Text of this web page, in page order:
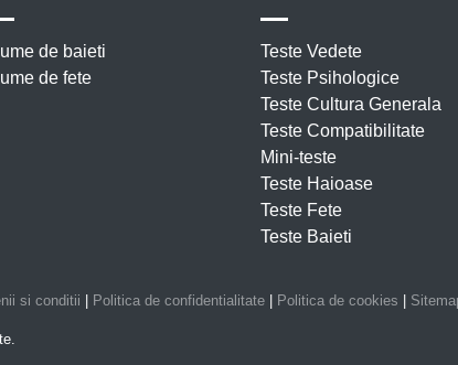
de baieti
de fete
Teste Vedete
Teste Psihologice
Teste Cultura Generala
Teste Compatibilitate
Mini-teste
Teste Haioase
Teste Fete
Teste Baieti
si conditii | Politica de confidentialitate | Politica de cookies |